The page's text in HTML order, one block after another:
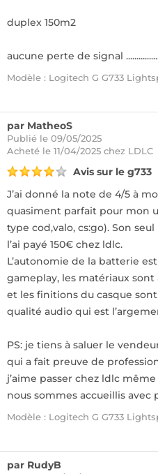
duplex 150m2
aucune perte de signal
Modèle : Logitech G G733
par MatheoS
Publié le 09/05/2025
Acheté le 11/04/2025 chez LDLC
Avis sur le g733
J’ai donné la note de 4/5 à
quasiment parfait pour mon
type cod,valo, cs:go). Son
l’ai payé 150€ chez ldlc.
L’autonomie de la batterie
gameplay, les matériaux
et les finitions du casque
qualité audio qui est
PS: je tiens à saluer le
qui a fait preuve de
j’aime passer chez ldlc
nous sommes accueillis avec
Modèle : Logitech G G733
par RudyB